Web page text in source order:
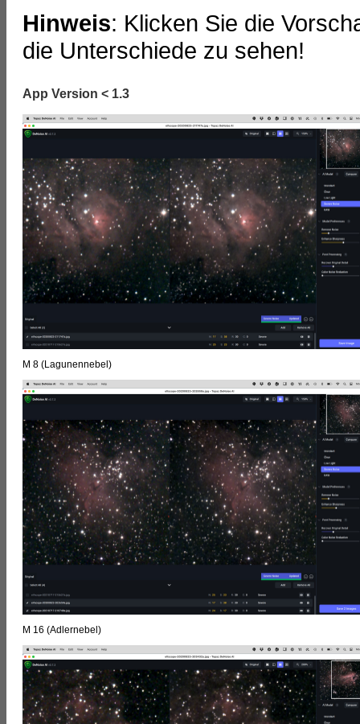
Hinweis: Klicken Sie die
die Unterschiede zu sehen!
App Version < 1.3
M 8 (Lagunennebel)
M 16 (Adlernebel)